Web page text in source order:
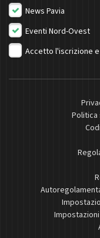
News Pavia
Eventi Nord-Ovest
Accetto l'iscrizione e
Politica